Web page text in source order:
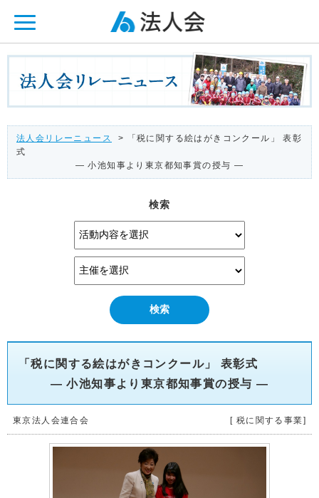
法人会リレーニュース
> 「税に関する絵はがきコンクール」 表彰
式
― 小池知事より東京都知事賞の授与 ―
検索
「税に関する絵はがきコンクール」 表彰式
― 小池知事より東京都知事賞の授与 ―
東京法人会連合会 [ 税に関する事業]